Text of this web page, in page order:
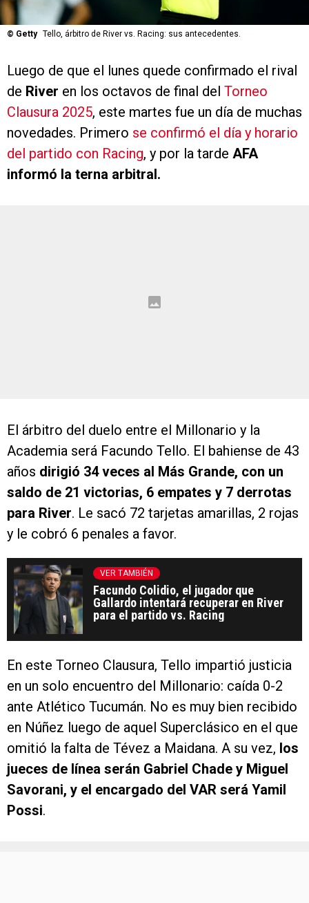
© Getty Tello, árbitro de River vs. Racing: sus antecedentes.
Luego de que el lunes quede confirmado el rival
de River en los octavos de final del Torneo
Clausura 2025, este martes fue un día de muchas
novedades. Primero se confirmó el día y horario
del partido con Racing, y por la tarde AFA
informó la terna arbitral.
El árbitro del duelo entre el Millonario y la
Academia será Facundo Tello. El bahiense de 43
años dirigió 34 veces al Más Grande, con un
saldo de 21 victorias, 6 empates y 7 derrotas
para River. Le sacó 72 tarjetas amarillas, 2 rojas
y le cobró 6 penales a favor.
VER TAMBIÉN
Facundo Colidio, el jugador que
Gallardo intentará recuperar en River
para el partido vs. Racing
En este Torneo Clausura, Tello impartió justicia
en un solo encuentro del Millonario: caída 0-2
ante Atlético Tucumán. No es muy bien recibido
en Núñez luego de aquel Superclásico en el que
omitió la falta de Tévez a Maidana. A su vez, los
jueces de línea serán Gabriel Chade y Miguel
Savorani, y el encargado del VAR será Yamil
Possi.